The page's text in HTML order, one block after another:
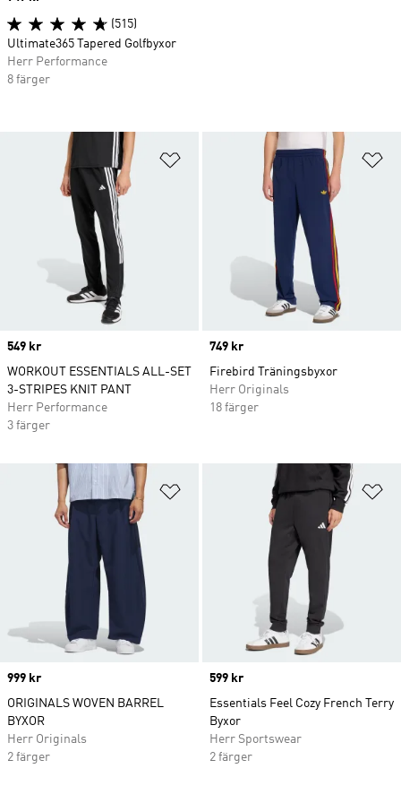
Lägg till på önskelistan
Price
549 kr
WORKOUT ESSENTIALS ALL-SET
3-STRIPES KNIT PANT
Herr Performance
3 färger
Price
749 kr
Firebird Träningsbyxor
Herr Originals
18 färger
Lägg till på önskelistan
Price
999 kr
ORIGINALS WOVEN BARREL
BYXOR
Herr Originals
2 färger
Price
599 kr
Essentials Feel Cozy French Terry
Byxor
Herr Sportswear
2 färger
(515)
Ultimate365 Tapered Golfbyxor
Herr Performance
8 färger